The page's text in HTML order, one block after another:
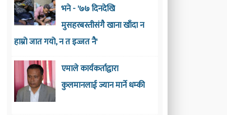
भने - '७७ दिनदेखि
मुसहरबस्तीसंगै खाना खाँदा न
हाम्रो जात गयो, न त इज्जत नै'
एमाले कार्यकर्ताद्वारा
कुलमानलाई ज्यान मार्ने धम्की